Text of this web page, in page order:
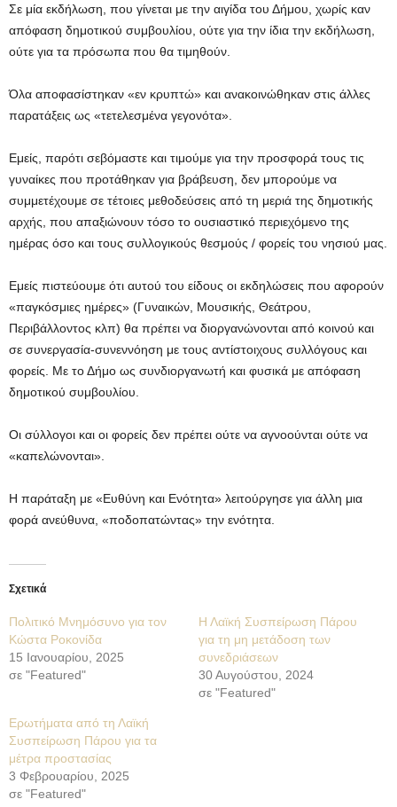
Σε μία εκδήλωση, που γίνεται με την αιγίδα του Δήμου, χωρίς καν
απόφαση δημοτικού συμβουλίου, ούτε για την ίδια την εκδήλωση,
ούτε για τα πρόσωπα που θα τιμηθούν.
Όλα αποφασίστηκαν «εν κρυπτώ» και ανακοινώθηκαν στις άλλες
παρατάξεις ως «τετελεσμένα γεγονότα».
Εμείς, παρότι σεβόμαστε και τιμούμε για την προσφορά τους τις
γυναίκες που προτάθηκαν για βράβευση, δεν μπορούμε να
συμμετέχουμε σε τέτοιες μεθοδεύσεις από τη μεριά της δημοτικής
αρχής, που απαξιώνουν τόσο το ουσιαστικό περιεχόμενο της
ημέρας όσο και τους συλλογικούς θεσμούς / φορείς του νησιού μας.
Εμείς πιστεύουμε ότι αυτού του είδους οι εκδηλώσεις που αφορούν
«παγκόσμιες ημέρες» (Γυναικών, Μουσικής, Θεάτρου,
Περιβάλλοντος κλπ) θα πρέπει να διοργανώνονται από κοινού και
σε συνεργασία-συνεννόηση με τους αντίστοιχους συλλόγους και
φορείς. Με το Δήμο ως συνδιοργανωτή και φυσικά με απόφαση
δημοτικού συμβουλίου.
Οι σύλλογοι και οι φορείς δεν πρέπει ούτε να αγνοούνται ούτε να
«καπελώνονται».
Η παράταξη με «Ευθύνη και Ενότητα» λειτούργησε για άλλη μια
φορά ανεύθυνα, «ποδοπατώντας» την ενότητα.
Σχετικά
Πολιτικό Μνημόσυνο για τον
Κώστα Ροκονίδα
15 Ιανουαρίου, 2025
σε "Featured"
Η Λαϊκή Συσπείρωση Πάρου
για τη μη μετάδοση των
συνεδριάσεων
30 Αυγούστου, 2024
σε "Featured"
Ερωτήματα από τη Λαϊκή
Συσπείρωση Πάρου για τα
μέτρα προστασίας
3 Φεβρουαρίου, 2025
σε "Featured"